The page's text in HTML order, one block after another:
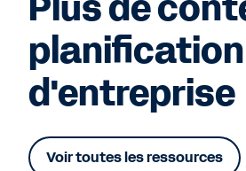
planification
d'entreprise
Voir toutes les ressources